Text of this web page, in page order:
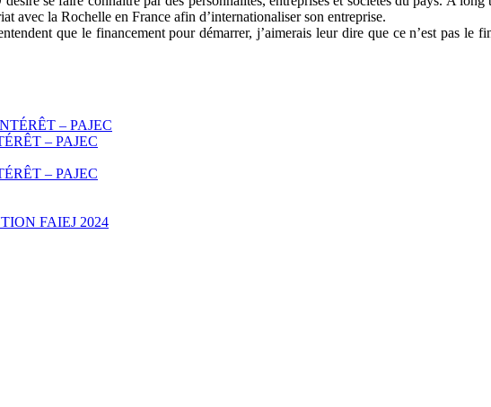
avec la Rochelle en France afin d’internationaliser son entreprise.
que le financement pour démarrer, j’aimerais leur dire que ce n’est pas
– PAJEC
– PAJEC
FAIEJ 2024